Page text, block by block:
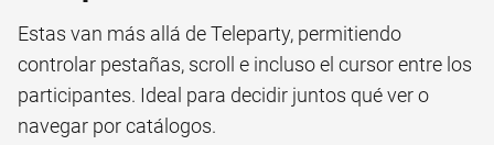
Estas van más allá de Teleparty, permitiendo
controlar pestañas, scroll e incluso el cursor entre los
participantes. Ideal para decidir juntos qué ver o
navegar por catálogos.